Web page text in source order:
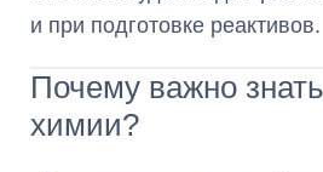
и при подготовке реактивов.
Почему важно
химии?